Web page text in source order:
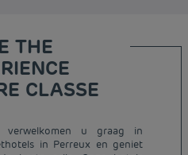
THE
CLASSE
verwelkomen u graag in
in Perreux en geniet